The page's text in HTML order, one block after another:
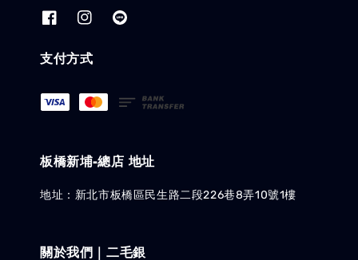
支付方式
板橋新埔-總店 地址
地址：新北市板橋區民生路二段226巷8弄10號1樓
關於我們｜二毛銀